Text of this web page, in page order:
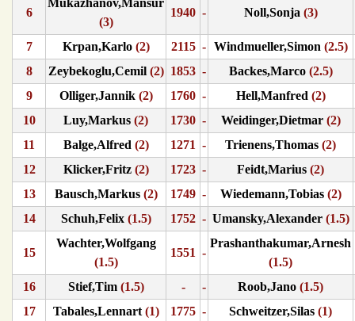
6
Mukazhanov,Mansur
(3)
1940 - Noll,Sonja (3)
7 Krpan,Karlo(2) 2115 - Windmueller,Simon (2.5)
8
Zeybekoglu,Cemil(2) 1853 - Backes,Marco(2.5)
9
Olliger,Jannik(2) 1760 - Hell,Manfred (2)
10
Luy,Markus (2) 1730 - Weidinger,Dietmar(2)
11
Balge,Alfred (2) 1271 - Trienens,Thomas (2)
12
Klicker,Fritz(2) 1723 - Feidt,Marius (2)
13
Bausch,Markus(2) 1749 - Wiedemann,Tobias(2)
14
Schuh,Felix(1.5) 1752 - Umansky,Alexander(1.5)
15
Wachter,Wolfgang
(1.5)
1551 -
Prashanthakumar,Arnesh
(1.5)
16
Stief,Tim(1.5) - - Roob,Jano (1.5)
17
Tabales,Lennart(1) 1775 - Schweitzer,Silas (1)